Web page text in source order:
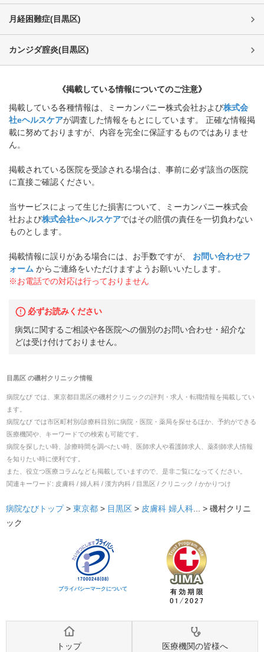
月経困難症(目黒区)
カンジダ腟炎(目黒区)
《掲載している情報についてのご注意》
掲載している各種情報は、ミーカンパニー株式会社および株式会
社eヘルスケアが調査した情報をもとにしています。 正確な情報掲
載に努めておりますが、内容を完全に保証するものではありませ
ん。
掲載されている医院を受診される場合は、事前に必ず該当の医院
に直接ご確認ください。
当サービスによって生じた損害について、ミーカンパニー株式会
社および株式会社eヘルスケアではその賠償の責任を一切負わない
ものとします。
掲載情報に誤りがある場合には、お手数ですが、
お問い合わせフ
ォーム からご連絡をいただけますようお願いいたします。
※お電話での対応は行っておりません
必ずお読みください
病気に関するご相談や各医院への個別のお問い合わせ・紹介な
どは受け付けておりません。
目黒区の磯村クリニック情報
病院なび では、 東京都目黒区の磯村クリニックの評判・求人・転職情報を掲載してい
ます。
病院なび では市区町村別/診療科目別に病院・医院・薬局を探せるほか、予約ができる
医療機関や、キーワードでの検索も可能です。
病院を探したい時、診療時間を調べたい時、医師求人や看護師求人、薬剤師求人情報
を知りたい時に便利です。
また、役立つ医療コラムなども掲載していますので、是非ご覧になってください。
関連キーワード: 皮膚科 / 婦人科 / 漢方内科 / 目黒区 / クリニック / かかりつけ
病院なびトップ > 東京都 > 目黒区 > 皮膚科 婦人科... > 磯村クリニ
ック
プライバシーマークについて
トップ 医療機関の皆様へ